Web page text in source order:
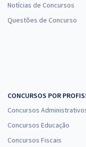
UFRGS - Universidade
Notícias de Concursos
Questões de Concurso
CONCURSOS POR
Concursos
Concursos Educação
Concursos Fiscais